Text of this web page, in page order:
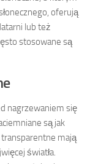
oferują
lub też
stosowane są
nagrzewaniem się
są jak
mają
światła.